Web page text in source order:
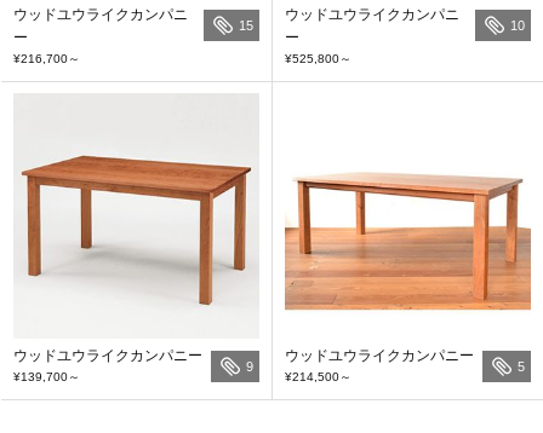
ウッドユウライクカンパニ
ー
¥216,700～
15
ウッドユウライクカンパニ
ー
¥525,800～
10
ウッドユウライクカンパニー
¥139,700～
9
ウッドユウライクカンパニー
¥214,500～
5